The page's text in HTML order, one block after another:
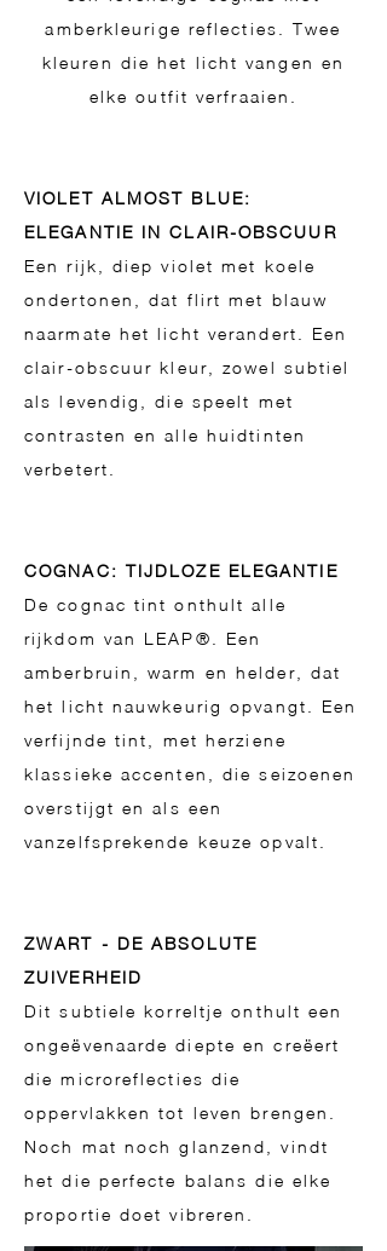
amberkleurige reflecties. Twee
kleuren die het licht vangen en
elke outfit verfraaien.
VIOLET ALMOST BLUE:
ELEGANTIE IN CLAIR-OBSCUUR
Een rijk, diep violet met koele
ondertonen, dat flirt met blauw
naarmate het licht verandert. Een
clair-obscuur kleur, zowel subtiel
als levendig, die speelt met
contrasten en alle huidtinten
verbetert.
​COGNAC: TIJDLOZE ELEGANTIE
De cognac tint onthult alle
rijkdom van LEAP®. Een
amberbruin, warm en helder, dat
het licht nauwkeurig opvangt. Een
verfijnde tint, met herziene
klassieke accenten, die seizoenen
overstijgt en als een
vanzelfsprekende keuze opvalt.
ZWART - DE ABSOLUTE
ZUIVERHEID
Dit subtiele korreltje onthult een
ongeëvenaarde diepte en creëert
die microreflecties die
oppervlakken tot leven brengen.
Noch mat noch glanzend, vindt
het die perfecte balans die elke
proportie doet vibreren.